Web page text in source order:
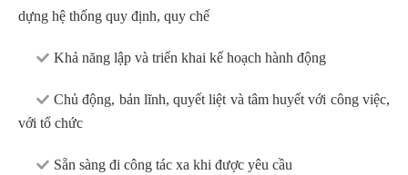
dựng hệ thống quy định, quy chế
Khả năng lập và triển khai kế hoạch hành động
Chủ động, bản lĩnh, quyết liệt và tâm huyết với công việc,
với tổ chức
Sẵn sàng đi công tác xa khi được yêu cầu